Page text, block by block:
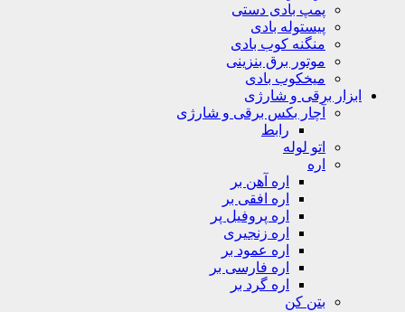
پمپ بادی دستی
پیستوله بادی
منگنه کوب بادی
موتور برق بنزینی
میخکوب بادی
ابزار برقی و شارژی
آچار بکس برقی و شارژی
رابط
اتو لوله
اره
اره آهن بر
اره افقی بر
اره پروفیل پر
اره زنجیری
اره عمود بر
اره فارسی بر
اره گرد بر
بتن کن